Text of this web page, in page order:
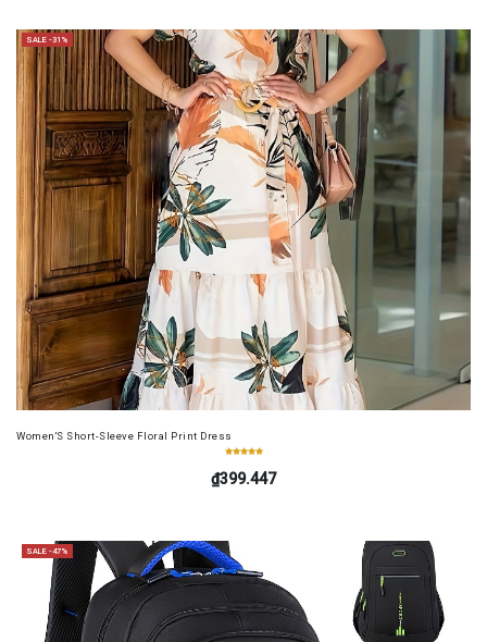
SALE -31%
Women'S Short-Sleeve Floral Print Dress
₫399.447
SALE -47%